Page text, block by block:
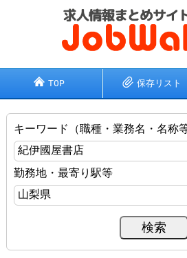
TOP 保存リスト
キーワード（職種・業務名・名称等
勤務地・最寄り駅等